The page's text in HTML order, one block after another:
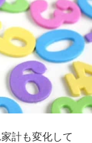
計も変化して